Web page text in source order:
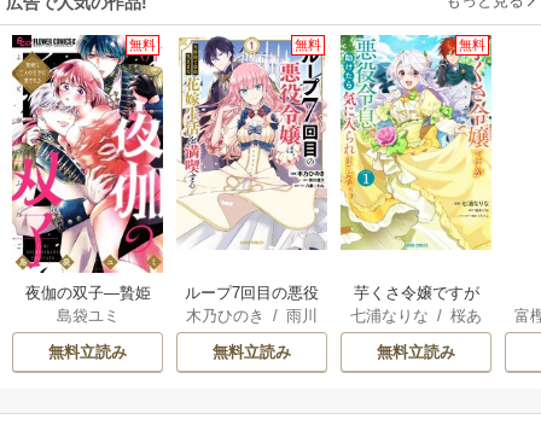
無料
夜伽の双子―贄姫
は二人の王子に愛
される―
島袋ユミ
無料立読み
無料
ループ7回目の悪役
令嬢は、元敵国で
自由気ままな花嫁
生活を満喫する
木乃ひのき /雨川
透子/八美☆わん
無料立読み
無料
芋くさ令嬢ですが
悪役令息を助けた
ら気に入られまし
た
七浦なりな /桜あ
げは/くろでこ
無料立読み
富